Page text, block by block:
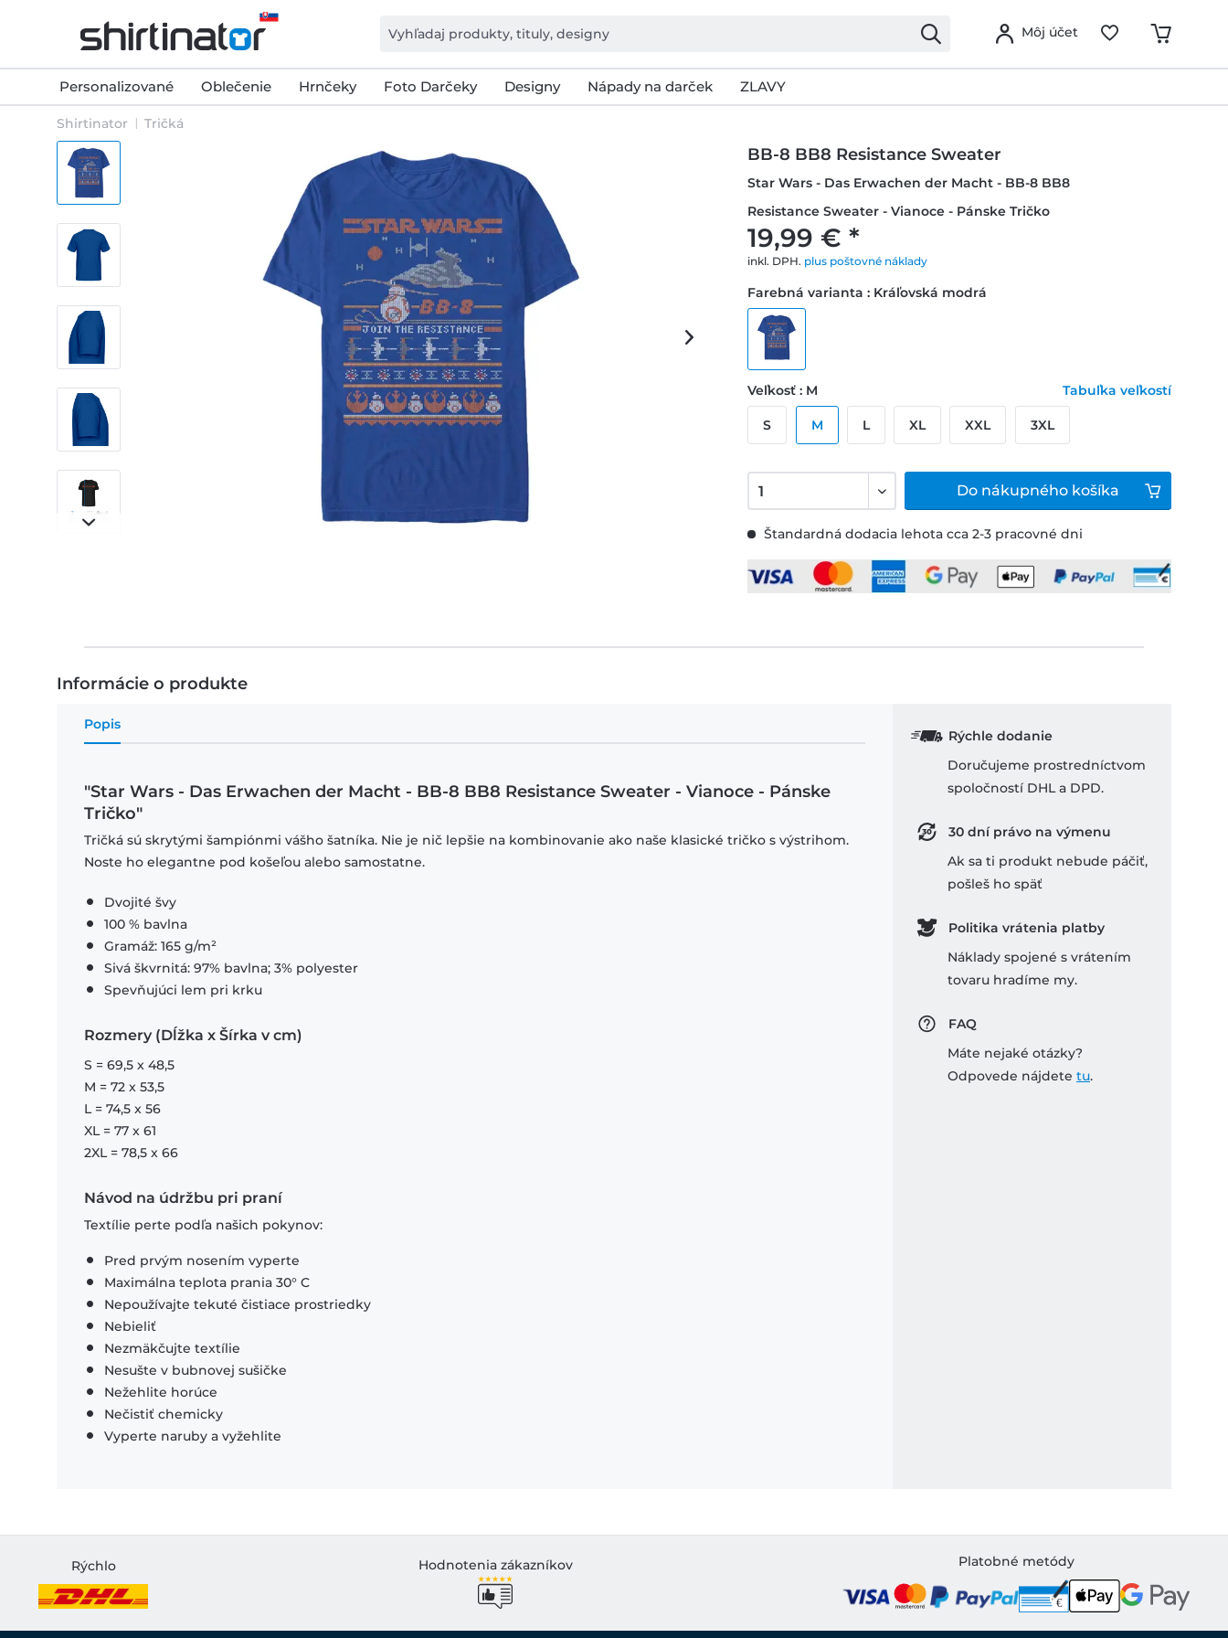
Môj účet
Personalizované Oblečenie Hrnčeky Foto Darčeky Designy Nápady na darček ZLAVY
Shirtinator Tričká
BB-8 BB8 Resistance Sweater
Star Wars - Das Erwachen der Macht - BB-8 BB8
Resistance Sweater - Vianoce - Pánske Tričko
19,99 € *
inkl. DPH. plus poštovné náklady
Štandardná dodacia lehota cca 2-3 pracovné dni
Farebná varianta : Kráľovská modrá
Veľkosť : M Tabuľka veľkostí
S M L XL XXL 3XL
Do nákupného košíka
Informácie o produkte
Popis
"Star Wars - Das Erwachen der Macht - BB-8 BB8 Resistance Sweater - Vianoce - Pánske
Tričko"
Tričká sú skrytými šampiónmi vášho šatníka. Nie je nič lepšie na kombinovanie ako naše klasické tričko s výstrihom.
Noste ho elegantne pod košeľou alebo samostatne.
Dvojité švy
100 % bavlna
Gramáž: 165 g/m²
Sivá škvrnitá: 97% bavlna; 3% polyester
Spevňujúci lem pri krku
Rozmery (Dĺžka x Šírka v cm)
S = 69,5 x 48,5
M = 72 x 53,5
L = 74,5 x 56
XL = 77 x 61
2XL = 78,5 x 66
Návod na údržbu pri praní
Textílie perte podľa našich pokynov:
Pred prvým nosením vyperte
Maximálna teplota prania 30° C
Nepoužívajte tekuté čistiace prostriedky
Nebieliť
Nezmäkčujte textílie
Nesušte v bubnovej sušičke
Nežehlite horúce
Nečistiť chemicky
Vyperte naruby a vyžehlite
Rýchle dodanie
Doručujeme prostredníctvom
spoločností DHL a DPD.
30 dní právo na výmenu
Ak sa ti produkt nebude páčiť,
pošleš ho späť
Politika vrátenia platby
Náklady spojené s vrátením
tovaru hradíme my.
FAQ
Máte nejaké otázky?
Odpovede nájdete tu.
Rýchlo Hodnotenia zákazníkov Platobné metódy